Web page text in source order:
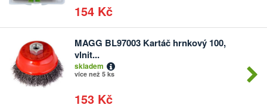
154 Kč
MAGG BL97003 Kartáč hrnkový 100,
vlnit...
skladem
více než 5 ks
153 Kč
Počet